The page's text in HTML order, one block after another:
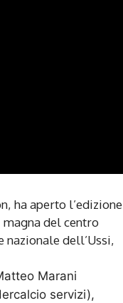
ha aperto l’edizione
del centro
dell’Ussi,
Marani
servizi),